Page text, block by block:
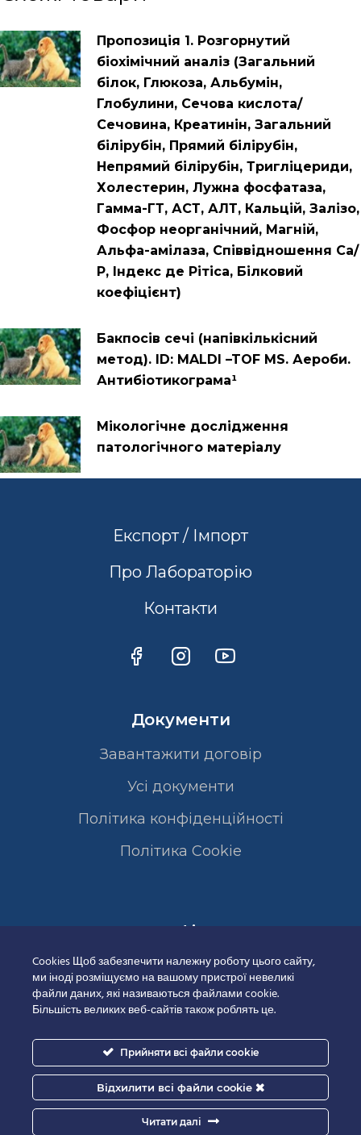
Пропозиція 1. Розгорнутий
біохімічний аналіз (Загальний
білок, Глюкоза, Альбумін,
Глобулини, Сечова кислота/
Сечовина, Креатинін, Загальний
білірубін, Прямий білірубін,
Непрямий білірубін, Тригліцериди,
Холестерин, Лужна фосфатаза,
Гамма-ГТ, АСТ, АЛТ, Кальцій, Залізо,
Фосфор неорганічний, Магній,
Альфа-амілаза, Співвідношення Са/
Р, Індекс де Рітіса, Білковий
коефіцієнт)
Бакпосів сечі (напівкількісний
метод). ID: MALDI –TOF MS. Аероби.
Антибіотикограма¹
Мікологічне дослідження
патологічного матеріалу
Експорт / Імпорт
Про Лабораторію
Контакти
Документи
Завантажити договір
Усі документи
Політика конфіденційності
Полiтика Cookie
Сертифікати
Cookies Щоб забезпечити належну роботу цього сайту,
ми іноді розміщуємо на вашому пристрої невеликі
файли даних, які називаються файлами cookie.
Більшість великих веб-сайтів також роблять це.
Прийняти всі файли cookie
Відхилити всі файли cookie
Читати далі